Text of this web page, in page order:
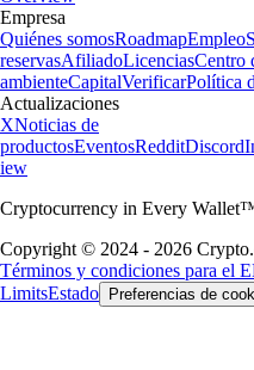
Empresa
Quiénes somosRoadmapEmpleo
reservasAfiliadoLicenciasCentro
ambienteCapitalVerificarPolítica
Actualizaciones
XNoticias de
productosEventosRedditDiscord
iew
Cryptocurrency in Every
Copyright © 2024 - 2026
Términos y condiciones para el
LimitsEstado Preferencias de